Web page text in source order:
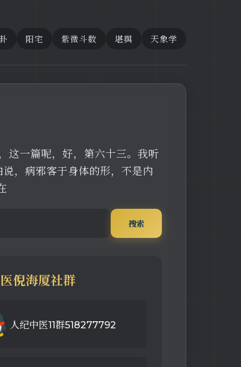
阳宅 紫微斗数 堪舆 天象学
这一篇呢，好，第六十三。我听
，病邪客于身体的形，不是内
搜索
倪海厦社群
人纪中医11群518277792